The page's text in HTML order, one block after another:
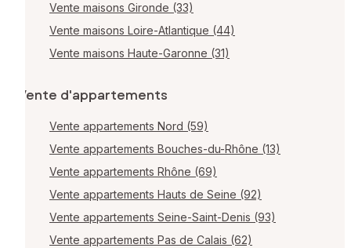
Vente maisons Gironde (33)
Vente maisons Loire-Atlantique (44)
Vente maisons Haute-Garonne (31)
Vente d'appartements
Vente appartements Nord (59)
Vente appartements Bouches-du-Rhône (13)
Vente appartements Rhône (69)
Vente appartements Hauts de Seine (92)
Vente appartements Seine-Saint-Denis (93)
Vente appartements Pas de Calais (62)